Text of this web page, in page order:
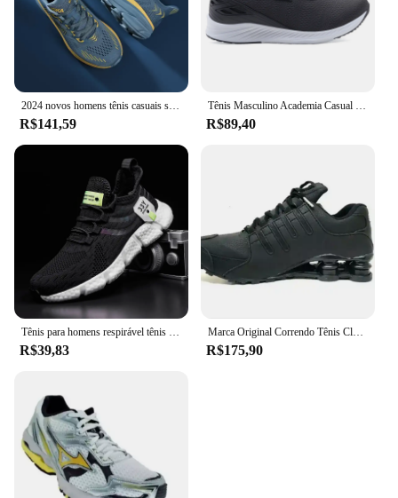
2024 novos homens tênis casuais sapatos masculinos tênis de luxo treinador placa carbono leve tênis corrida para homem tenis masculino
R$141,59
Tênis Masculino Academia Casual Treino Corrida Adulto Dia a Dia
R$89,40
Tênis para homens respirável tênis de corrida esporte verão 2023 novos tênis atléticos sapatos casuais marca feminina tenis masculino
R$39,83
Marca Original Correndo Tênis Clássicos, Nz, 4
R$175,90